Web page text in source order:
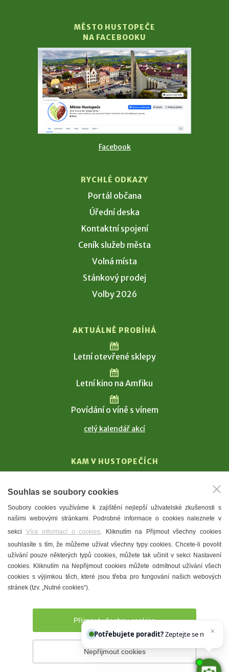
MĚSTO HUSTOPEČE
NA FACEBOOKU
Facebook
RYCHLÉ ODKAZY
Portál občana
Úřední deska
Kontaktní spojení
Ceník služeb města
Volná místa
Stánkový prodej
Volby 2026
AKTUÁLNĚ PROBÍHÁ
Letní otevřené sklepy
Letní kino na Amfiku
Povídání o víně s vínem
celý kalendář akcí
KAM V HUSTOPEČÍCH
T. G. Masaryk
Mandloně
Ubytování
Restaurace
Městské muzeum a galerie
Denní meníčka
Prohlášení o přístupnosti Správce webu
Souhlas se soubory cookies
Soubory cookies využíváme k zajištění nejlepší uživatelské zkušenosti s
našimi webovými stránkami. Podrobné informace o cookies naleznete v
sekci Více informací o cookies. Kliknutím na Přijmout všechny cookies
souhlasíte s tím, že můžeme užívat všechny typy cookies. Chcete-li povolit
užívání pouze některých typů cookies, můžete tak učinit v sekci Nastavení
cookies. Kliknutím na Nepřijmout cookies můžete odmítnout užívání všech
cookies s výjimkou těch, které jsou třeba pro fungování našich webových
stránek (tzv. „Nutné cookies“).
Přijmout všechny cookies
Nepřijmout cookies
Potřebujete poradit? Zeptejte se našeho asi